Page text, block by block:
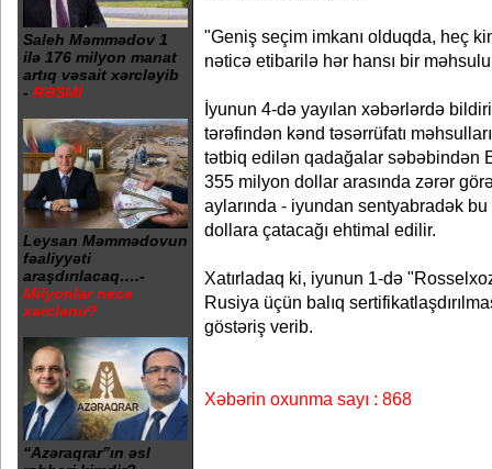
Saleh Məmmədov 1
ilə 176 milyon manat
artıq vəsait xərcləyib
- RƏSMİ
Leysan Məmmədovun
fəaliyyəti
araşdırılacaq….-
Milyonlar necə
xərclənir?
“Azəraqrar”ın əsl
"Geniş seçim imkanı olduqda, heç
nəticə etibarilə hər hansı bir
İyunun 4-də yayılan xəbərlərdə
tərəfindən kənd təsərrüfatı
tətbiq edilən qadağalar səbəbindən
355 milyon dollar arasında zərər
aylarında - iyundan sentyabradək
dollara çatacağı ehtimal edilir.
Xatırladaq ki, iyunun 1-də
Rusiya üçün balıq
göstəriş verib.
Xəbərin oxunma sayı : 868